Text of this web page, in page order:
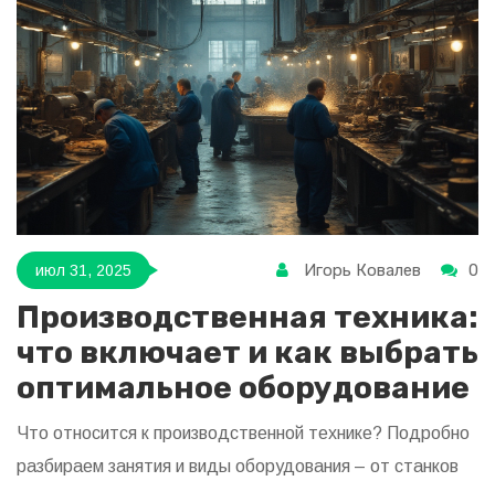
июл 31, 2025 Игорь Ковалев 0
Производственная техника:
что включает и как выбрать
оптимальное оборудование
Что относится к производственной технике? Подробно
разбираем занятия и виды оборудования – от станков